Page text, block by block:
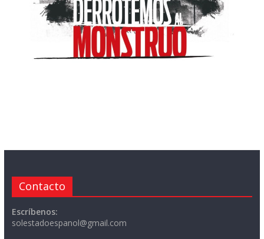
Contacto
Escríbenos:
solestadoespanol@gmail.com